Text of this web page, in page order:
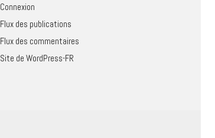
Connexion
Flux des publications
Flux des commentaires
Site de WordPress-FR